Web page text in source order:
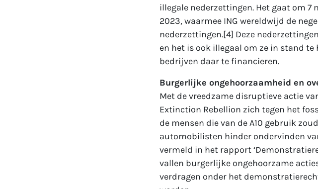
illegale nederzettingen. Het gaat om
2023, waarmee ING wereldwijd de
nederzettingen.[4] Deze
en het is ook illegaal om ze in stand
bedrijven daar te financieren.
Burgerlijke ongehoorzaamheid en
Met de vreedzame disruptieve actie
Extinction Rebellion zich tegen het
de mensen die van de A10 gebruik
automobilisten hinder ondervinden
vermeld in het rapport
vallen burgerlijke ongehoorzame
verdragen onder het